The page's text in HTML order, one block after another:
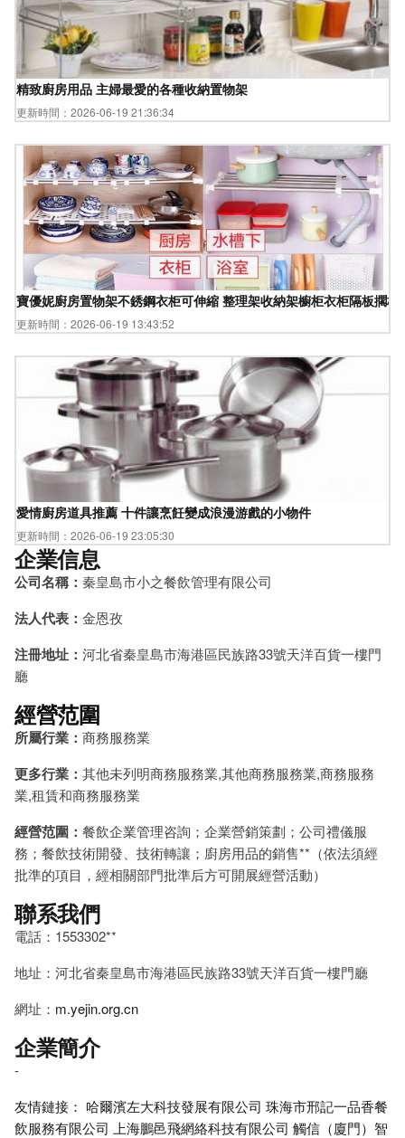
精致廚房用品 主婦最愛的各種收納置物架
更新時間：2026-06-19 21:36:34
寶優妮廚房置物架不銹鋼衣柜可伸縮 整理架收納架櫥柜衣柜隔板擱板
更新時間：2026-06-19 13:43:52
愛情廚房道具推薦 十件讓烹飪變成浪漫游戲的小物件
更新時間：2026-06-19 23:05:30
企業信息
公司名稱： 秦皇島市小之餐飲管理有限公司
法人代表： 金恩孜
注冊地址： 河北省秦皇島市海港區民族路33號天洋百貨一樓門
廳
經營范圍
所屬行業： 商務服務業
更多行業： 其他未列明商務服務業,其他商務服務業,商務服務
業,租賃和商務服務業
經營范圍： 餐飲企業管理咨詢；企業營銷策劃；公司禮儀服
務；餐飲技術開發、技術轉讓；廚房用品的銷售**（依法須經
批準的項目，經相關部門批準后方可開展經營活動）
聯系我們
電話：1553302**
地址：河北省秦皇島市海港區民族路33號天洋百貨一樓門廳
網址： m.yejin.org.cn
企業簡介
-
友情鏈接： 哈爾濱左大科技發展有限公司 珠海市邢記一品香餐
飲服務有限公司 上海鵬邑飛網絡科技有限公司 觸信（廈門）智